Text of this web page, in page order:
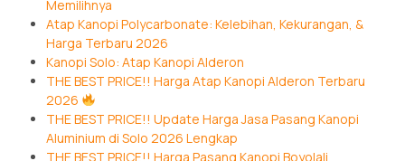
Memilihnya
Atap Kanopi Polycarbonate: Kelebihan, Kekurangan, &
Harga Terbaru 2026
Kanopi Solo: Atap Kanopi Alderon
THE BEST PRICE!! Harga Atap Kanopi Alderon Terbaru
2026
THE BEST PRICE!! Update Harga Jasa Pasang Kanopi
Aluminium di Solo 2026 Lengkap
THE BEST PRICE!! Harga Pasang Kanopi Boyolali